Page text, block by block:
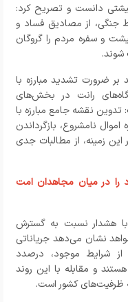
دانست و تصریح کرد:
جنگی، از مصادیق فساد و
و سفره مردم را گروگان
شوند.
ضرورت تشدید مبارزه با
رانت در بخش‌های
نقشه جامع مبارزه با
نامشروع، بازگرداندن
زمینه، از مطالبات جدی
را در میان مجاهدان امت
با هشدار نسبت به گسترش
نشان می‌دهد جریاناتی
از شرایط موجود، درصدد
و مقابله با این روند
ظرفیت‌های کشور است.